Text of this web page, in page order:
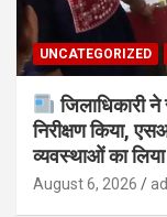
UNCATEGORIZED
जिलाधिकारी
निरीक्षण किया,
व्यवस्थाओं का
August 6, 2026